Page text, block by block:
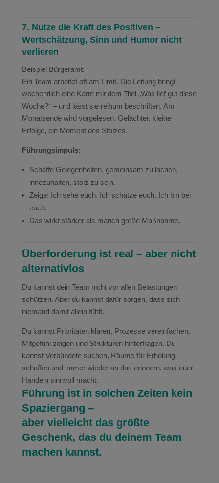
7. Nutze die Kraft des Positiven –
Wertschätzung, Sinn und Humor nicht
verlieren
Beispiel Bürgeramt:
Ein Team arbeitet oft am Limit. Die Leitung bringt
wöchentlich eine Karte mit dem Titel „Was lief gut diese
Woche?“ – und lässt sie reihum beschriften. Am
Monatsende wird vorgelesen. Gelächter, kleine
Erfolge, ein Moment des Stolzes.
Führungsimpuls:
Schaffe Gelegenheiten, gemeinsam zu lachen,
innezuhalten, stolz zu sein.
Zeige: Ich sehe euch. Ich schätze euch. Ich bin bei
euch.
Das wirkt stärker als manch große Maßnahme.
Überforderung ist real – aber nicht
alternativlos
Du kannst dein Team nicht vor allen Belastungen
schützen. Aber du kannst dafür sorgen, dass sich
niemand damit allein fühlt.
Du kannst Prioritäten klären, Prozesse vereinfachen,
Mitgefühl zeigen und Strukturen hinterfragen. Du
kannst Verbündete suchen, Räume für Erholung
schaffen und immer wieder an das erinnern, was euer
Handeln sinnvoll macht.
Führung ist in solchen Zeiten kein
Spaziergang –
aber vielleicht das größte
Geschenk, das du deinem Team
machen kannst.